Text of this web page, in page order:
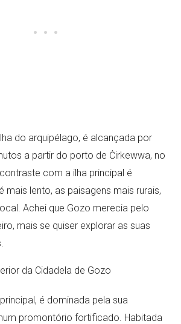
do arquipélago, é alcançada por
a partir do porto de Ċirkewwa, no
com a ilha principal é
mais lento, as paisagens mais rurais,
Achei que Gozo merecia pelo
mais se quiser explorar as suas
é dominada pela sua
promontório fortificado. Habitada